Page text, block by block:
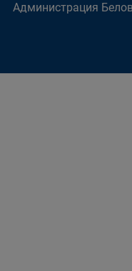
Администрация